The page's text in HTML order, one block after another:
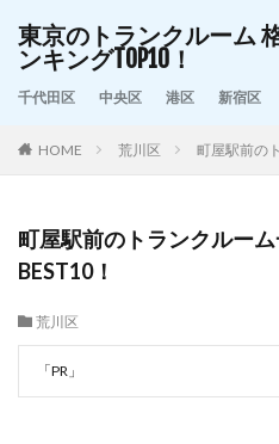
東京のトランクルーム
ンキングTOP10！
千代田区 中央区 港区 新宿区
HOME 荒川区 町屋駅前の
町屋駅前のトランクルー
BEST10！
荒川区
「PR」